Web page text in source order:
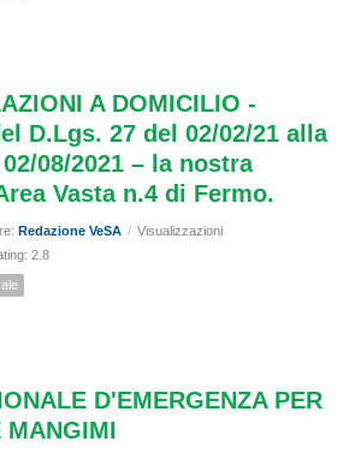
A DOMICILIO -
D.Lgs. 27 del 02/02/21 alla
08/2021 – la nostra
Vasta n.4 di Fermo.
Redazione VeSA / Visualizzazioni
2.8
D'EMERGENZA PER
MANGIMI